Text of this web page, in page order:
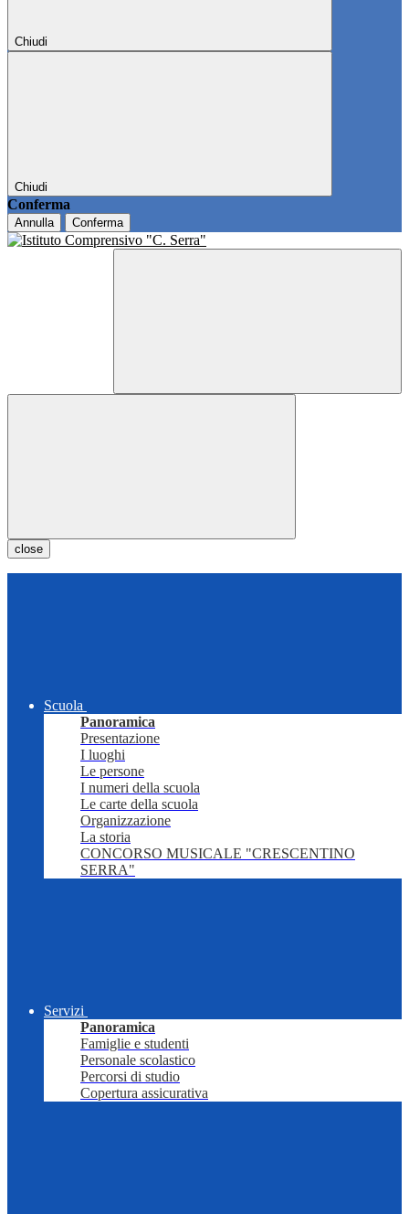
Chiudi
Chiudi
Conferma
Annulla Conferma
close
Scuola
Panoramica
Presentazione
I luoghi
Le persone
I numeri della scuola
Le carte della scuola
Organizzazione
La storia
CONCORSO MUSICALE "CRESCENTINO
SERRA"
Servizi
Panoramica
Famiglie e studenti
Personale scolastico
Percorsi di studio
Copertura assicurativa